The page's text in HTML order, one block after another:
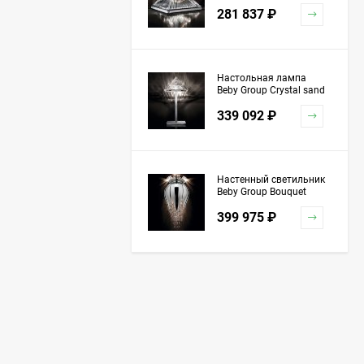
281 837 ₽
Настольная лампа
Beby Group Crystal sand
339 092 ₽
Настенный светильник
Beby Group Bouquet
Grey Red
399 975 ₽